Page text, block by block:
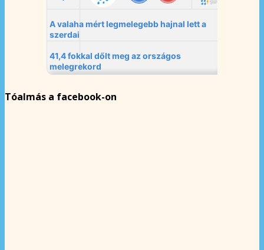
Tóalmás a facebook-on